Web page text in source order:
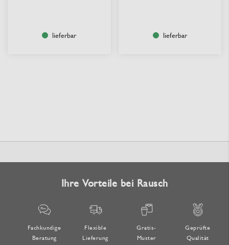
lieferbar lieferbar
Ihre Vorteile bei Rausch
Fachkundige
Beratung
Flexible
Lieferung
Gratis-
Muster
Geprüfte
Qualität